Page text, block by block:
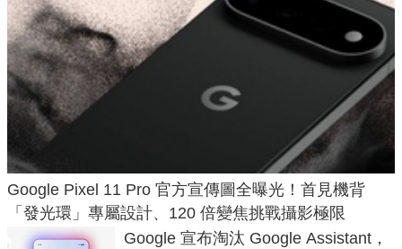
Google Pixel 11 Pro 官方宣傳圖全曝光！首見機背
「發光環」專屬設計、120 倍變焦挑戰攝影極限
Google 宣布淘汰 Google Assistant，